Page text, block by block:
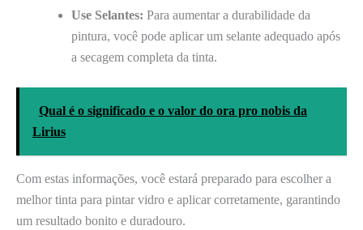
Use Selantes: Para aumentar a durabilidade da
pintura, você pode aplicar um selante adequado após
a secagem completa da tinta.
Qual é o significado e o valor do ora pro nobis da
Lirius
Com estas informações, você estará preparado para escolher a
melhor tinta para pintar vidro e aplicar corretamente, garantindo
um resultado bonito e duradouro.